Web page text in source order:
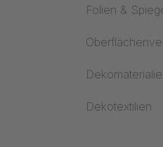
Folien &
Dekotextilien